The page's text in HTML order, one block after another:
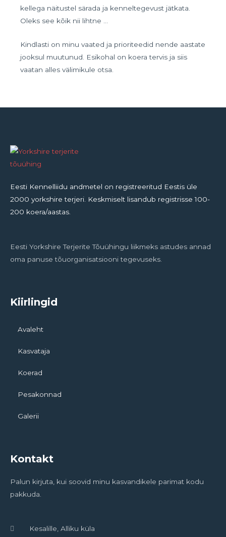
kellega näitustel särada ja kenneltegevust jätkata.
Oleks see kõik nii lihtne …
Kindlasti on minu vaated ja prioriteedid nende aastate
jooksul muutunud. Esikohal on koera tervis ja siis
vaatan alles välimikule otsa.
Eesti Kennelliidu andmetel on registreeritud Eestis üle
2000 yorkshire terjeri. Keskmiselt lisandub registrisse 100-
200 koera/aastas.
Eesti Yorkshire Terjerite Tõuühingu liikmeks astudes annad
oma panuse tõuorganisatsiooni tegevuseks.
Kiirlingid
Avaleht
Kasvataja
Koerad
Pesakonnad
Galerii
Kontakt
Palun kirjuta, kui soovid minu kasvandikele parimat kodu
pakkuda.
Kesalille, Alliku küla